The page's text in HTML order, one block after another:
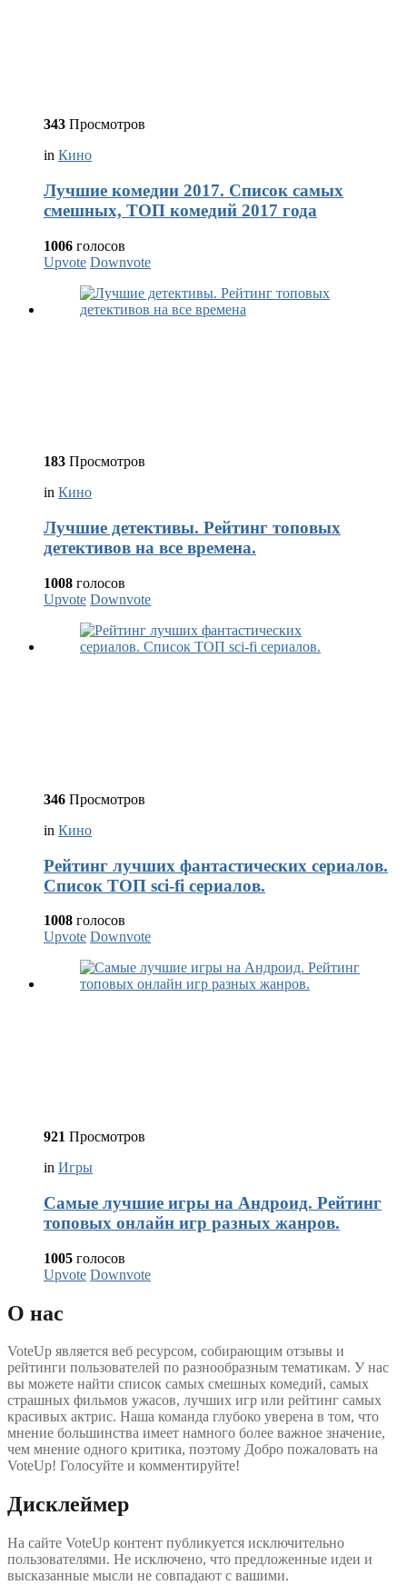
343 Просмотров
in Кино
Лучшие комедии 2017. Список самых
смешных, ТОП комедий 2017 года
1006 голосов
Upvote Downvote
183 Просмотров
in Кино
Лучшие детективы. Рейтинг топовых
детективов на все времена.
1008 голосов
Upvote Downvote
346 Просмотров
in Кино
Рейтинг лучших фантастических сериалов.
Список ТОП sci-fi сериалов.
1008 голосов
Upvote Downvote
921 Просмотров
in Игры
Самые лучшие игры на Андроид. Рейтинг
топовых онлайн игр разных жанров.
1005 голосов
Upvote Downvote
О нас
VoteUp является веб ресурсом, собирающим отзывы и
рейтинги пользователей по разнообразным тематикам. У нас
вы можете найти список самых смешных комедий, самых
страшных фильмов ужасов, лучших игр или рейтинг самых
красивых актрис. Наша команда глубоко уверена в том, что
мнение большинства имеет намного более важное значение,
чем мнение одного критика, поэтому Добро пожаловать на
VoteUp! Голосуйте и комментируйте!
Дисклеймер
На сайте VoteUp контент публикуется исключительно
пользователями. Не исключено, что предложенные идеи и
высказанные мысли не совпадают с вашими.